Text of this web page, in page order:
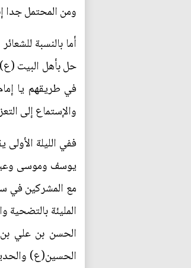
ومن المحتمل جدا
أما بالنسبة
حل بأهل البيت (ع)
في طريقهم يا
والإستماع إلى
ففي الليلة
يوسف وموسى
مع المشركين في
المليئة
الحسن بن علي بن
الحسين(ع)